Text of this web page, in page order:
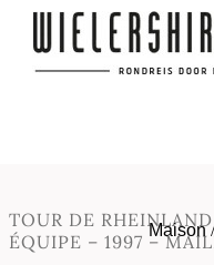
TOUR DE
ÉQUIPE – 1997 –
Maison